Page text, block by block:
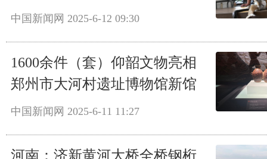
中国新闻网 2025-6-12 09:30
1600余件（套）仰韶文物亮相
郑州市大河村遗址博物馆新馆
中国新闻网 2025-6-11 11:27
河南：济新黄河大桥全桥钢桁